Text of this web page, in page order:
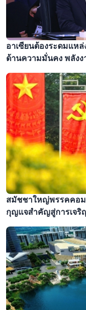
อาเซียนต้องระดมแห
ด้านความมั่นคง พลัง
สมัชชาใหญ่พรรคคอม
กุญแจสำคัญสู่การเจริ